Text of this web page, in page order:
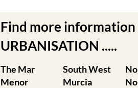
Find more information
URBANISATION .....
The Mar
Menor
South West
Murcia